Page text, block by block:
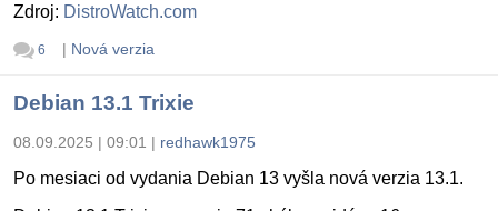
Zdroj: DistroWatch.com
6 | Nová verzia
Debian 13.1 Trixie
08.09.2025 | 09:01 | redhawk1975
Po mesiaci od vydania Debian 13 vyšla nová verzia 13.1.